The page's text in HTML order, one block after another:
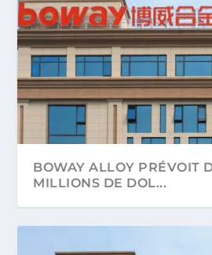
BOWAY ALLOY PRÉVOIT
MILLIONS DE DOL...